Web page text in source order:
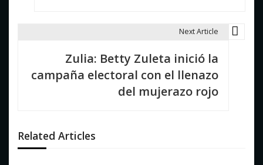
n
d
Next Article
Zulia: Betty Zuleta inició la
campaña electoral con el llenazo
del mujerazo rojo
Related Articles